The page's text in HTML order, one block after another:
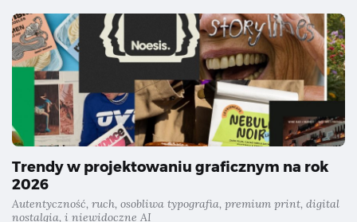
Trendy w projektowaniu graficznym na rok
2026
Autentyczność, ruch, osobliwa typografia, premium print, digital
nostalgia, i niewidoczne AI